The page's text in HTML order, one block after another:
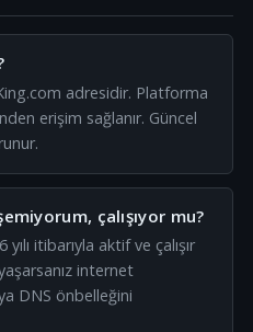
adresidir. Platforma
erişim sağlanır. Güncel
çalışıyor mu?
itibarıyla aktif ve çalışır
internet
DNS önbelleğini